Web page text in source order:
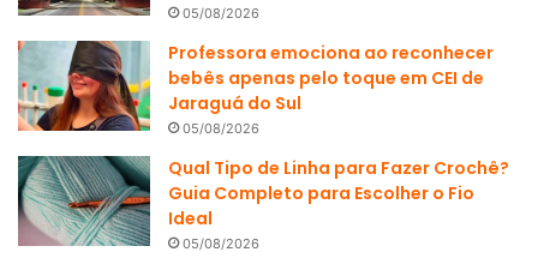
05/08/2026
Professora emociona ao reconhecer
bebês apenas pelo toque em CEI de
Jaraguá do Sul
05/08/2026
Qual Tipo de Linha para Fazer Crochê?
Guia Completo para Escolher o Fio
Ideal
05/08/2026